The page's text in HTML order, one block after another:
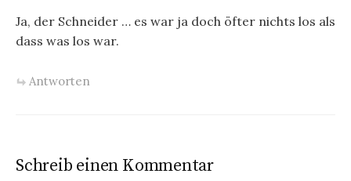
Ja, der Schneider … es war ja doch öfter nichts los als
dass was los war.
Antworten
Schreib einen Kommentar